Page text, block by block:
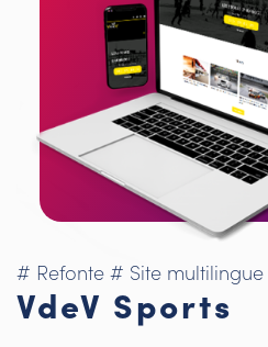
# Refonte # Site multilingue
VdeV Sports